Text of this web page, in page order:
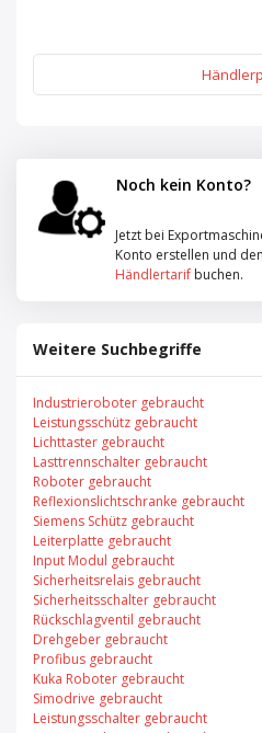
Noch kein Konto?
Jetzt bei
Konto erstellen und
Händlertarif buchen.
Weitere Suchbegriffe
Industrieroboter gebraucht
Leistungsschütz gebraucht
Lichttaster gebraucht
Lasttrennschalter gebraucht
Roboter gebraucht
Reflexionslichtschranke gebraucht
Siemens Schütz gebraucht
Leiterplatte gebraucht
Input Modul gebraucht
Sicherheitsrelais gebraucht
Sicherheitsschalter gebraucht
Rückschlagventil gebraucht
Drehgeber gebraucht
Profibus gebraucht
Kuka Roboter gebraucht
Simodrive gebraucht
Leistungsschalter gebraucht